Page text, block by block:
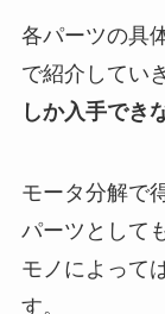
各パーツの具
で紹介してい
しか入手でき
モータ分解で
パーツとして
モノによって
す。